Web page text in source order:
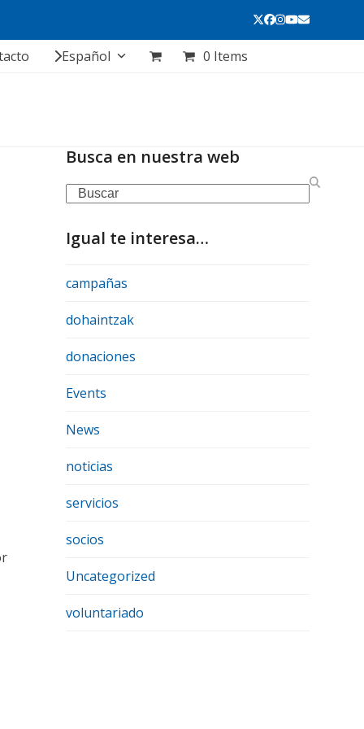
Español 0 Items
Busca en nuestra web
Igual te interesa…
campañas
dohaintzak
donaciones
Events
News
noticias
servicios
socios
Uncategorized
voluntariado